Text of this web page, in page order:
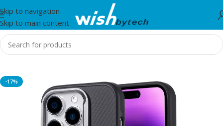
Skip to navigation
Skip to main content
Home/Zore
-17%